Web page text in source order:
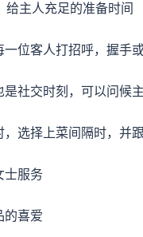
主人充足的准备时间
位客人打招呼，握手
社交时刻，可以问候
选择上菜间隔时，并
士服务
喜爱